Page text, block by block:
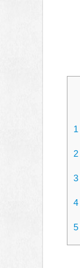
1
2
3
4
5